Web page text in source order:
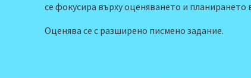
се фокусира върху оценяването и планирането
Оценява се с разширено писмено задание.